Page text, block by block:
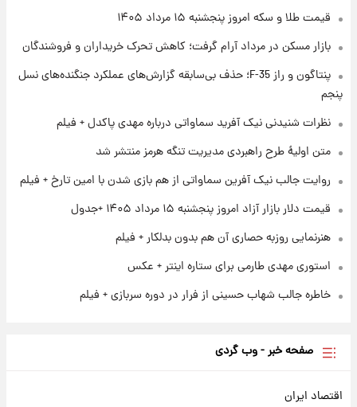
ارزش سهام عدالت برای امروز چهارشنبه ۱۴ مرداد
آغاز طرح جدید فروش مشارکت در تولید سایپا؛
سود مشارکت چند درصد است؟
قیمت طلا و سکه امروز پنجشنبه ۱۵ مرداد ۱۴۰۵
بازار مسکن در مرداد آرام گرفت؛ کاهش تحرک خریداران و فروشندگان
پنتاگون و راز F-35؛ حذف بی‌سابقه گزارش‌های عملکرد جنگنده‌های نسل
پنجم
نظرات شنیدنی نیک آفرید سماواتی درباره مهدی پاکدل + فیلم
متن اولیۀ طرح راهبردی مدیریت تنگه هرمز منتشر شد
روایت جالب نیک آفرین سماواتی از هم بازی شدن با امین تارخ + فیلم
قیمت دلار بازار آزاد امروز پنجشنبه ۱۵ مرداد ۱۴۰۵ +جدول
هنرنمایی روزبه حصاری آن هم بدون بدلکار + فیلم
استوری مهدی طارمی برای ستاره اینتر + عکس
خاطره جالب شهاب حسینی از فرار در دوره سربازی + فیلم
صفحه خبر - وب گردی
اقتصاد ایران